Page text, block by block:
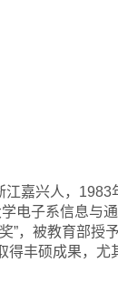
江嘉兴人，
电子系信息与
”，被教育部授
得丰硕成果，